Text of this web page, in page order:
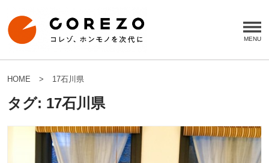
HOME 17石川県
タグ: 17石川県